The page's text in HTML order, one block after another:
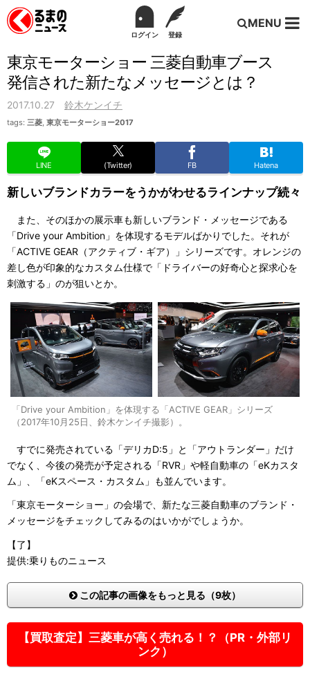
ログイン 登録
MENU
東京モーターショー 三菱自動車ブース
発信された新たなメッセージとは？
2017.10.27 鈴木ケンイチ
tags: 三菱, 東京モーターショー2017
LINE (Twitter) FB Hatena
新しいブランドカラーをうかがわせるラインナップ続々
また、そのほかの展示車も新しいブランド・メッセージである
「Drive your Ambition」を体現するモデルばかりでした。それが
「ACTIVE GEAR（アクティブ・ギア）」シリーズです。オレンジの
差し色が印象的なカスタム仕様で「ドライバーの好奇心と探求心を
刺激する」のが狙いとか。
「Drive your Ambition」を体現する「ACTIVE GEAR」シリーズ
（2017年10月25日、鈴木ケンイチ撮影）。
すでに発売されている「デリカD:5」と「アウトランダー」だけ
でなく、今後の発売が予定される「RVR」や軽自動車の「eKカスタ
ム」、「eKスペース・カスタム」も並んでいます。
「東京モーターショー」の会場で、新たな三菱自動車のブランド・
メッセージをチェックしてみるのはいかがでしょうか。
【了】
提供:乗りものニュース
この記事の画像をもっと見る（9枚）
【買取査定】三菱車が高く売れる！？（PR・外部リ
ンク）